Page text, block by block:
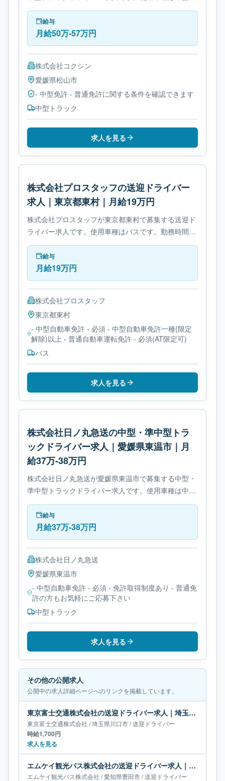
ラックです。必要免許は- 中型免許です。
給与
月給50万-57万円
株式会社コクシン
愛媛県松山市
- 中型免許 - 普通免許に関する条件を確認できます
中型トラック
求人を見る
株式会社プロスタッフの送迎ドライバー
求人｜東京都東村｜月給19万円
株式会社プロスタッフが東京都東村で募集する送迎ド
ライバー求人です。使用車種はバスです。勤務時間
は- 変形労働時間制です。必要免許は- 中型自動車免許
です。給与
月給19万円
株式会社プロスタッフ
東京都東村
- 中型自動車免許 - 必須 - 中型自動車免許一種(限定
解除)以上 - 普通自動車運転免許 - 必須(AT限定可)
バス
求人を見る
株式会社日ノ丸急送の中型・準中型トラ
ックドライバー求人｜愛媛県東温市｜月
給37万-38万円
株式会社日ノ丸急送が愛媛県東温市で募集する中型・
準中型トラックドライバー求人です。使用車種は中型
トラックです。勤務時間は- 変形労働時間制です。必
要免許は- 中型自動車免許です。
給与
月給37万-38万円
株式会社日ノ丸急送
愛媛県東温市
- 中型自動車免許 - 必須 - 免許取得制度あり - 普通免
許の方もお気軽にご応募下さい
中型トラック
求人を見る
その他の公開求人
公開中の求人詳細ページへのリンクを掲載しています。
東京富士交通株式会社の送迎ドライバー求人｜埼玉県川口市
東京富士交通株式会社 /埼玉県川口市/送迎ドライバー
時給1,700円
求人を見る
エムケイ観光バス株式会社の送迎ドライバー求人｜愛知県豊田市｜月給38万-61万円
エムケイ観光バス株式会社 /愛知県豊田市/送迎ドライバー